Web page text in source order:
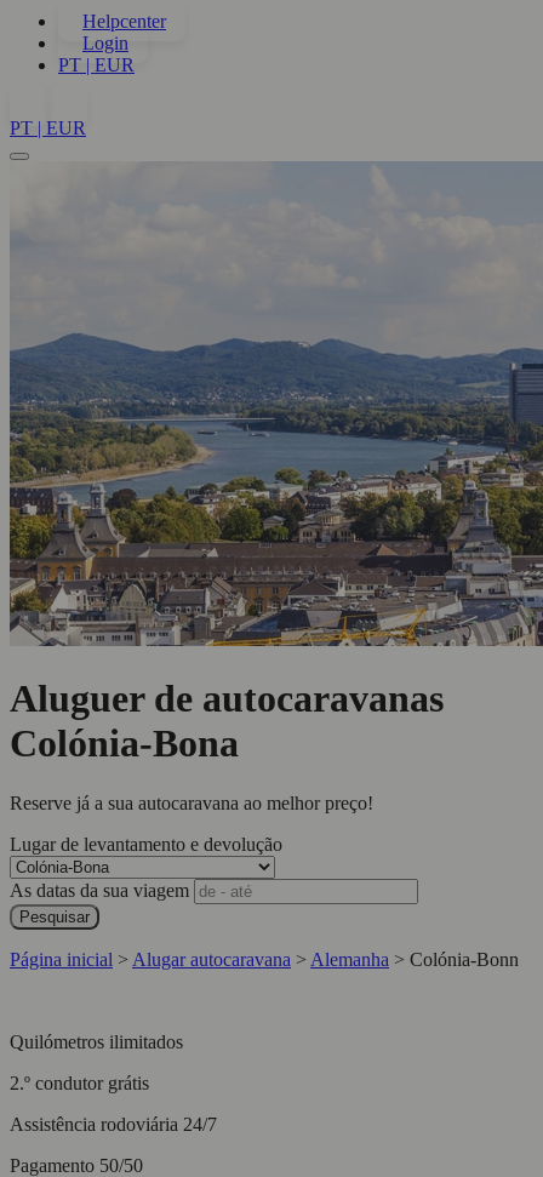
Helpcenter
Login
PT | EUR
PT | EUR
Aluguer de autocaravanas
Colónia-Bona
Reserve já a sua autocaravana ao melhor preço!
Lugar de levantamento e devolução
As datas da sua viagem
Pesquisar
Página inicial > Alugar autocaravana > Alemanha > Colónia-Bonn
Quilómetros ilimitados
2.º condutor grátis
Assistência rodoviária 24/7
Pagamento 50/50